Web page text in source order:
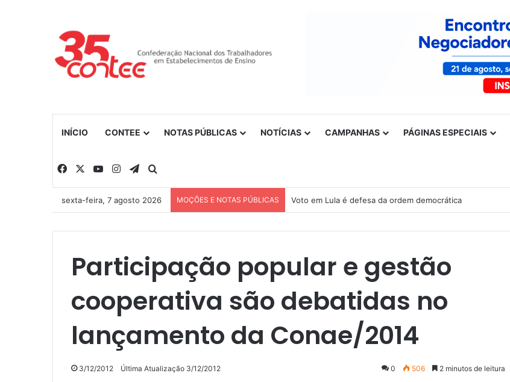
INÍCIO CONTEE NOTAS PÚBLICAS NOTÍCIAS CAMPANHAS PÁGINAS ESPECIAIS
Facebook YouTubeInstagramTelegram
sexta-feira, 7 agosto 2026 MOÇÕES E NOTAS PÚBLICAS Voto em Lula é defesa da ordem democrática
Participação popular e gestão
cooperativa são debatidas no
lançamento da Conae/2014
3/12/2012 Última Atualização 3/12/2012 0 506 2 minutos de leitura